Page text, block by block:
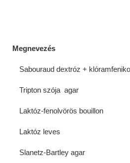
Elérhetőségek
Hírek
Rólunk
Szolgáltatás
Termékek
Kész Táptalajok
Megnevezés
Sabouraud dextróz +
Tripton szója agar
Laktóz-fenolvörös bouillon
Laktóz leves
Slanetz-Bartley agar